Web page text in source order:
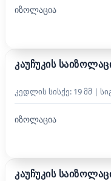
იზოლაცია
კაუჩუკის
კედლის სისქე: 19 მმ |
იზოლაცია
კაუჩუკის